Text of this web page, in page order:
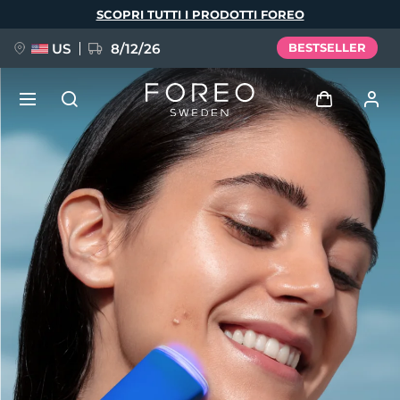
SCOPRI TUTTI I PRODOTTI FOREO
US 8/12/26 BESTSELLER
Accedi
Profilo utente
I miei dispositivi
I miei ordini
I miei indirizzi
I miei abbonamenti
NUOVO
FAQ™ Pure Beauty-Tech Elixir
BREAKING NEWS
issa™ Teeth Whitening Set
Lingua
English Deutsch
Español
Français
Português
Polski
Русский
Türkçe
简体中文 繁體中文